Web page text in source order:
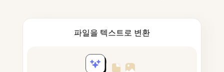
파일을 텍스트로 변환